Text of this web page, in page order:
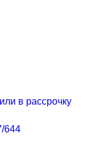
в рассрочку
644